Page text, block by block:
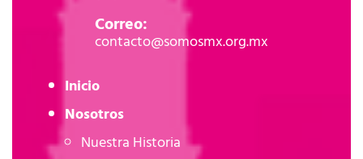
Correo:
contacto@somosmx.org.mx
Inicio
Nosotros
Nuestra Historia